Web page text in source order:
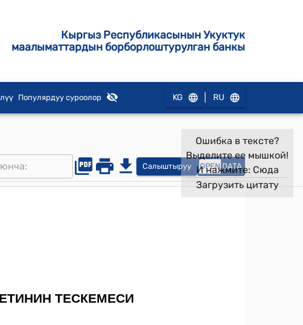
Кыргыз Республикасынын Укуктук
маалыматтардын борборлоштурулган банкы
Популярдуу суроолор KG RU
Салыштыруу OPEN DATA
Ошибка в тексте?
Выделите ее мышкой!
И нажмите: Сюда
Загрузить цитату